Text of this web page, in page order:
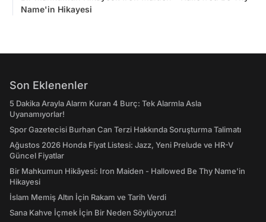
Name'in Hikayesi
Son Eklenenler
5 Dakika Arayla Alarm Kuran 4 Burç: Tek Alarmla Asla
Uyanamıyorlar!
Spor Gazetecisi Burhan Can Terzi Hakkında Soruşturma Talimatı
Ağustos 2026 Honda Fiyat Listesi: Jazz, Yeni Prelude ve HR-V
Güncel Fiyatlar
Bir Mahkumun Hikâyesi: Iron Maiden - Hallowed Be Thy Name'in
Hikayesi
İslam Memiş Altın İçin Rakam ve Tarih Verdi
Sana Kahve İçmek İçin Bir Neden Söylüyoruz!